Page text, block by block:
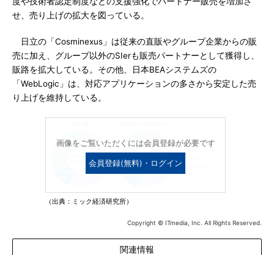
せ、売り上げの拡大を図っている。
日立の「Cosminexus」は従来の直販やグループ企業からの販
売に加え、グループ以外のSIerも販売パートナーとして獲得し、
販路を拡大している。その他、日本BEAシステムズの
「WebLogic」は、対応アプリケーションの多さから安定した売
り上げを維持している。
画像をご覧いただくには会員登録が必要です
会員登録(無料)・ログイン
（出典：ミック経済研究所）
Copyright © ITmedia, Inc. All Rights Reserved.
関連情報